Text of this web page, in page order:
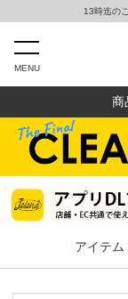
13時迄の
MENU
商
アイテム